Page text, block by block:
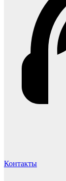
Контакты